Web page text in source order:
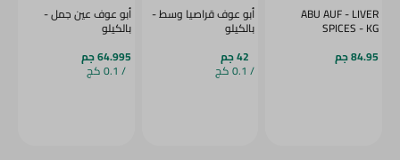
ABU AUF - LIVER
SPICES - KG
84.95 جم
أبو عوف قراصيا وسط -
بالكيلو
42 جم
/ 0.1 كج
أبو عوف عين جمل -
بالكيلو
64.995 جم
/ 0.1 كج